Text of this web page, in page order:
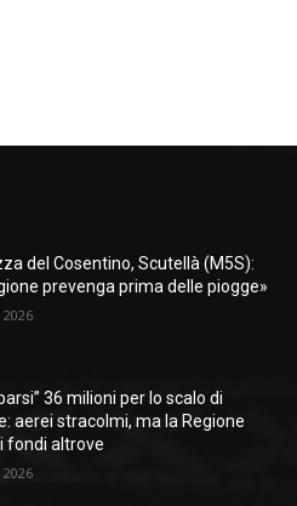
del Cosentino, Scutellà (M5S):
prevenga prima delle piogge»
36 milioni per lo scalo di
aerei stracolmi, ma la Regione
fondi altrove